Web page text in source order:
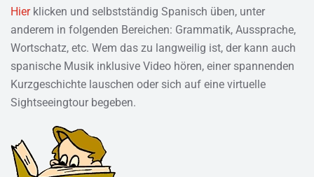
Hierklicken und selbstständig Spanisch üben, unter
anderem in folgenden Bereichen: Grammatik, Aussprache,
Wortschatz, etc. Wem das zu langweilig ist, der kann auch
spanische Musik inklusive Video hören, einer spannenden
Kurzgeschichte lauschen oder sich auf eine virtuelle
Sightseeingtour begeben.